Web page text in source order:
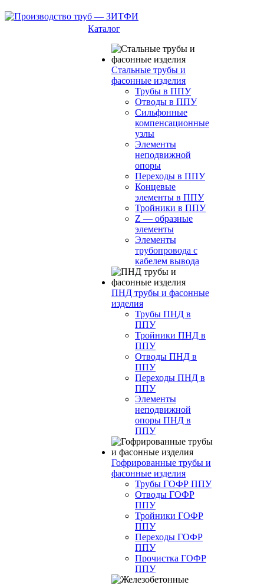
Каталог
Стальные трубы и
фасонные изделия
Трубы в ППУ
Отводы в ППУ
Сильфонные
компенсационные
узлы
Элементы
неподвижной
опоры
Переходы в ППУ
Концевые
элементы в ППУ
Тройники в ППУ
Z — образные
элементы
Элементы
трубопровода с
кабелем вывода
ПНД трубы и фасонные
изделия
Трубы ПНД в
ППУ
Тройники ПНД в
ППУ
Отводы ПНД в
ППУ
Переходы ПНД в
ППУ
Элементы
неподвижной
опоры ПНД в
ППУ
Гофрированные трубы и
фасонные изделия
Трубы ГОФР ППУ
Отводы ГОФР
ППУ
Тройники ГОФР
ППУ
Переходы ГОФР
ППУ
Прочистка ГОФР
ППУ